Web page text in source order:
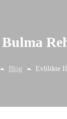
Blog Evlilikte